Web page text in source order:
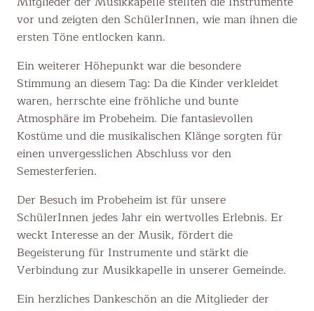
vor und zeigten den SchülerInnen, wie man ihnen die
ersten Töne entlocken kann.
Ein weiterer Höhepunkt war die besondere
Stimmung an diesem Tag: Da die Kinder verkleidet
waren, herrschte eine fröhliche und bunte
Atmosphäre im Probeheim. Die fantasievollen
Kostüme und die musikalischen Klänge sorgten für
einen unvergesslichen Abschluss vor den
Semesterferien.
Der Besuch im Probeheim ist für unsere
SchülerInnen jedes Jahr ein wertvolles Erlebnis. Er
weckt Interesse an der Musik, fördert die
Begeisterung für Instrumente und stärkt die
Verbindung zur Musikkapelle in unserer Gemeinde.
Ein herzliches Dankeschön an die Mitglieder der